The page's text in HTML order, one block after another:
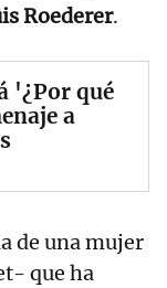
Roederer.
'¿Por qué
a
de una mujer
que ha